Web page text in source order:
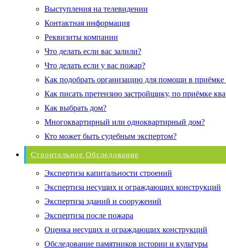
Выступления на телевидении
Контактная информация
Реквизиты компании
Что делать если вас залили?
Что делать если у вас пожар?
Как подобрать организацию для помощи в приёмке
Как писать претензию застройщику, по приёмке
Как выбрать дом?
Многоквартирный или одноквартирный дом?
Кто может быть судебным экспертом?
Строительное Обследование
Экспертиза капитальности строений
Экспертиза несущих и ограждающих конструкций
Экспертиза зданий и сооружений
Экспертиза после пожара
Оценка несущих и ограждающих конструкций
Обследование памятников истории и культуры